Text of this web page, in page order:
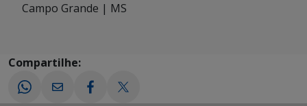
Campo Grande | MS
Compartilhe: